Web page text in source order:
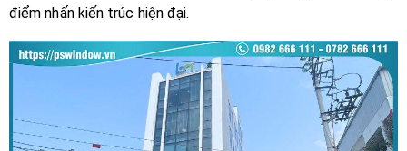
điểm nhấn kiến trúc hiện đại.